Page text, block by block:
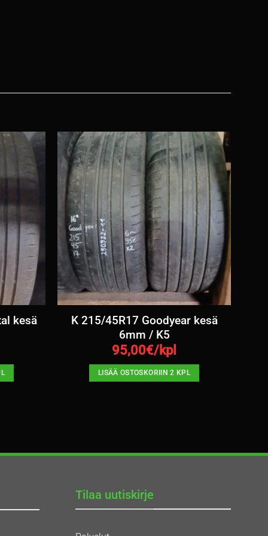
kesä
K 215/45R17 Goodyear kesä
6mm / K5
95,00€/kpl
LISÄÄ OSTOSKORIIN 2 KPL
Tilaa uutiskirje